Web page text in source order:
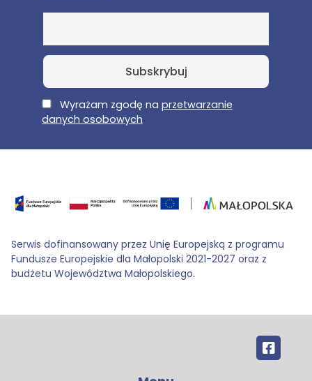
E-MailWyrażam zgodę na przetwarzanie
danych osobowych
Serwis dofinansowany przez Unię Europejską z programu
Fundusze Europejskie dla Małopolski 2021-2027 oraz z
budżetu Województwa Małopolskiego.